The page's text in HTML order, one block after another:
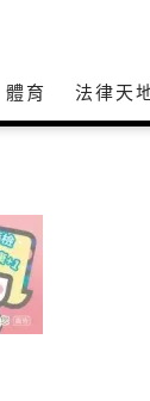
體育 法律天